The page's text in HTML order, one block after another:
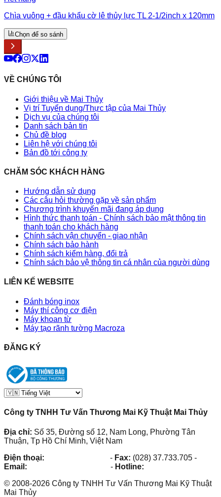
Chìa vuông + đầu khẩu cờ lê thủy lực TL 2-1/2inch x 120mm
Chọn để so sánh
VỀ CHÚNG TÔI
Giới thiệu về Mai Thủy
Vị trí Tuyển dụng/Thực tập của Mai Thủy
Dịch vụ của chúng tôi
Danh sách bản tin
Chủ đề blog
Liên hệ với chúng tôi
Bản đồ tới công ty
CHĂM SÓC KHÁCH HÀNG
Hướng dẫn sử dụng
Các câu hỏi thường gặp về sản phẩm
Chương trình khuyến mãi đang áp dụng
Hình thức thanh toán - Chính sách bảo mật thông tin
thanh toán cho khách hàng
Chính sách vận chuyển - giao nhận
Chính sách bảo hành
Chính sách kiểm hàng, đổi trả
Chính sách bảo vệ thông tin cá nhân của người dùng
LIÊN KẾ WEBSITE
Đánh bóng inox
Máy thí công cơ điện
Máy khoan từ
Máy tạo rãnh tường Macroza
ĐĂNG KÝ
Công ty TNHH Tư Vấn Thương Mai Kỹ Thuật Mai Thủy
Địa chỉ: Số 35, Đường số 12, Nam Long, Phường Tân
Thuận, Tp Hồ Chí Minh, Việt Nam
Điện thoại:
- Fax: (028) 37.733.705 -
Email:
- Hotline:
© 2008-2026 Công ty TNHH Tư Vấn Thương Mai Kỹ Thuật
Mai Thủy